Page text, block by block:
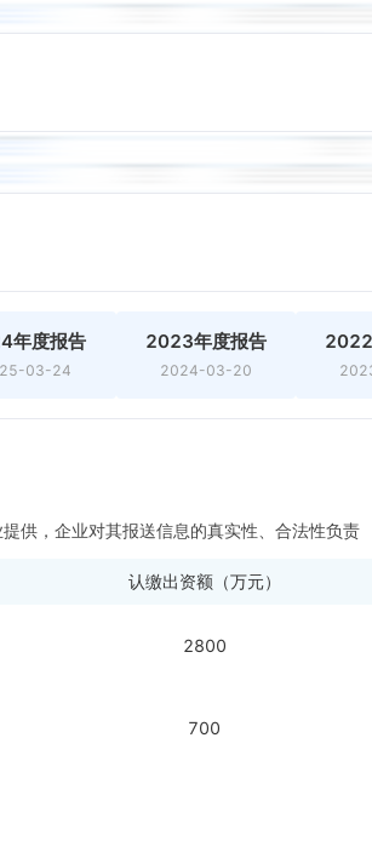
年度报告
03-24
2023年度报告
2024-03-20
供，企业对其报送信息的真实性、合法性负责
认缴出资额（万元）
2800
700